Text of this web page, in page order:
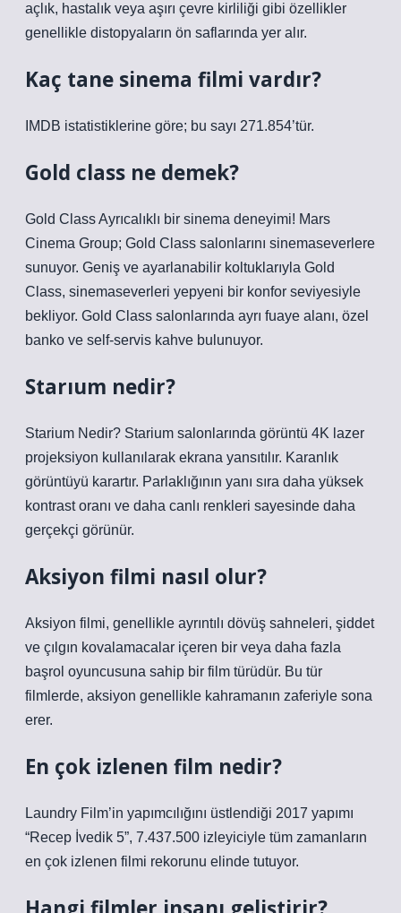
açlık, hastalık veya aşırı çevre kirliliği gibi özellikler
genellikle distopyaların ön saflarında yer alır.
Kaç tane sinema filmi vardır?
IMDB istatistiklerine göre; bu sayı 271.854’tür.
Gold class ne demek?
Gold Class Ayrıcalıklı bir sinema deneyimi! Mars
Cinema Group; Gold Class salonlarını sinemaseverlere
sunuyor. Geniş ve ayarlanabilir koltuklarıyla Gold
Class, sinemaseverleri yepyeni bir konfor seviyesiyle
bekliyor. Gold Class salonlarında ayrı fuaye alanı, özel
banko ve self-servis kahve bulunuyor.
Starıum nedir?
Starium Nedir? Starium salonlarında görüntü 4K lazer
projeksiyon kullanılarak ekrana yansıtılır. Karanlık
görüntüyü karartır. Parlaklığının yanı sıra daha yüksek
kontrast oranı ve daha canlı renkleri sayesinde daha
gerçekçi görünür.
Aksiyon filmi nasıl olur?
Aksiyon filmi, genellikle ayrıntılı dövüş sahneleri, şiddet
ve çılgın kovalamacalar içeren bir veya daha fazla
başrol oyuncusuna sahip bir film türüdür. Bu tür
filmlerde, aksiyon genellikle kahramanın zaferiyle sona
erer.
En çok izlenen film nedir?
Laundry Film’in yapımcılığını üstlendiği 2017 yapımı
“Recep İvedik 5”, 7.437.500 izleyiciyle tüm zamanların
en çok izlenen filmi rekorunu elinde tutuyor.